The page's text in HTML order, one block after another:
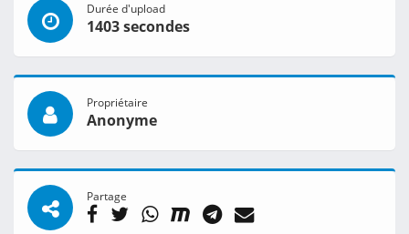
Durée d'upload
1403 secondes
Propriétaire
Anonyme
Partage